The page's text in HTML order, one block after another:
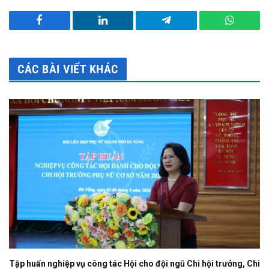
Facebook LinkedIn Telegram
CÁC BÀI VIẾT KHÁC
Tập huấn nghiệp vụ công tác Hội cho đội ngũ Chi hội trưởng, Chi